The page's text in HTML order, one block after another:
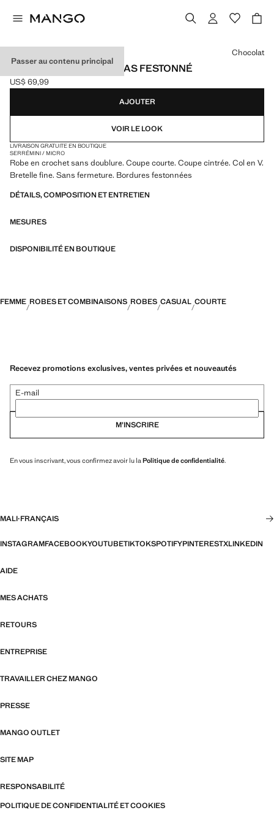
Passer au contenu principal
ROBE EN CROCHET À BAS FESTONNÉ
Prix actuel [US$ 69,99 ]
US$ 69,99
Choisissez une couleur
Chocolat
AJOUTER
VOIR LE LOOK
LIVRAISON GRATUITE EN BOUTIQUE
SERRÉMINI / MICRO
Robe en crochet sans doublure. Coupe courte. Coupe cintrée. Col en V.
Bretelle fine. Sans fermeture. Bordures festonnées
DÉTAILS, COMPOSITION ET ENTRETIEN
MESURES
DISPONIBILITÉ EN BOUTIQUE
FEMME ROBES ET COMBINAISONS ROBES CASUAL COURTE
Recevez promotions exclusives, ventes privées et nouveautés
E-mail
M’INSCRIRE
En vous inscrivant, vous confirmez avoir lu la Politique de confidentialité.
MALI·FRANÇAIS
INSTAGRAMFACEBOOKYOUTUBETIKTOKSPOTIFYPINTERESTXLINKEDIN
AIDE
MES ACHATS
RETOURS
ENTREPRISE
TRAVAILLER CHEZ MANGO
PRESSE
MANGO OUTLET
SITE MAP
RESPONSABILITÉ
POLITIQUE DE CONFIDENTIALITÉ ET COOKIES